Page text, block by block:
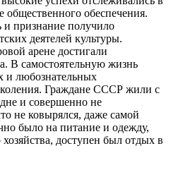
обеспечения.
признание получило
деятелей культуры.
арене достигали
В самостоятельную жизнь
и любознательных
Граждане СССР жили с
и совершенно не
не ковырялся, даже самой
было на питание и одежду,
доступен был отдых в